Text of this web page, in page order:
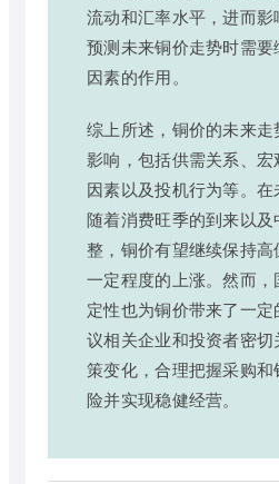
流动和汇率水平，进而
预测未来铜价走势时需
因素的作用。
综上所述，铜价的未来
影响，包括供需关系、
因素以及投机行为等。在
随着消费旺季的到来以
整，铜价有望继续保持
一定程度的上涨。然而
定性也为铜价带来了一
议相关企业和投资者密
策变化，合理把握采购
险并实现稳健经营。